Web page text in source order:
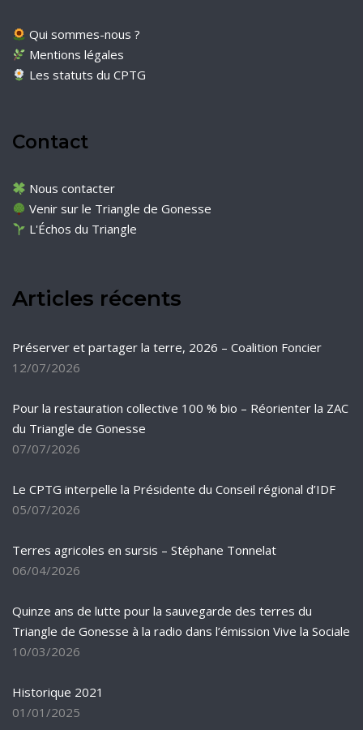
Qui sommes-nous ?
Mentions légales
Les statuts du CPTG
Contact
Nous contacter
Venir sur le Triangle de Gonesse
L'Échos du Triangle
Articles récents
Préserver et partager la terre, 2026 – Coalition Foncier
12/07/2026
Pour la restauration collective 100 % bio – Réorienter la ZAC
du Triangle de Gonesse
07/07/2026
Le CPTG interpelle la Présidente du Conseil régional d’IDF
05/07/2026
Terres agricoles en sursis – Stéphane Tonnelat
06/04/2026
Quinze ans de lutte pour la sauvegarde des terres du
Triangle de Gonesse à la radio dans l’émission Vive la Sociale
10/03/2026
Historique 2021
01/01/2025